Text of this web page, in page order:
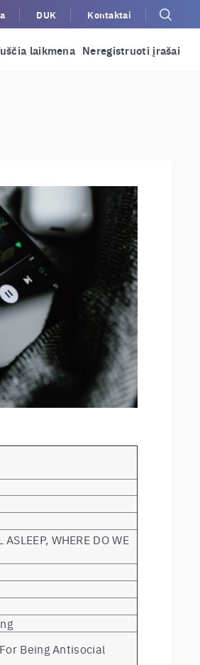
DUK Kontaktai
laikmena Neregistruoti įrašai
WHERE DO WE
Being Antisocial